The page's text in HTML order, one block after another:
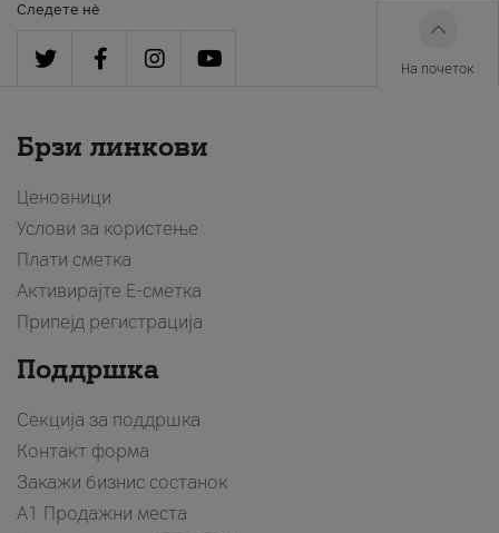
Следете нè
На почеток
Брзи линкови
Ценовници
Услови за користење
Плати сметка
Активирајте Е-сметка
Припејд регистрација
Поддршка
Секција за поддршка
Контакт форма
Закажи бизнис состанок
A1 Продажни места